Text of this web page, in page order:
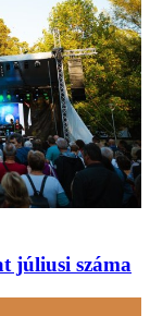
júliusi száma